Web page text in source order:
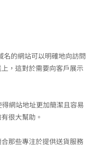
的網站可以明確地向訪問
，這對於需要向客戶展示
網站地址更加簡潔且容易
很大幫助。
那些專注於提供送貨服務